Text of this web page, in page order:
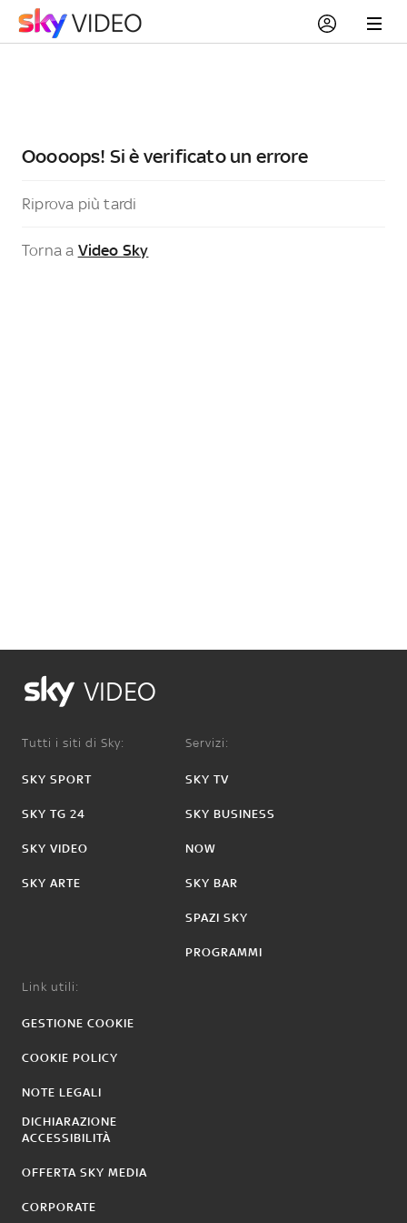
Ooooops! Si è verificato un errore
Riprova più tardi
Torna a Video Sky
VIDEO
Tutti i siti di Sky:
SKY SPORT
SKY TG 24
SKY VIDEO
SKY ARTE
Servizi:
SKY TV
SKY BUSINESS
NOW
SKY BAR
SPAZI SKY
PROGRAMMI
Link utili:
GESTIONE COOKIE
COOKIE POLICY
NOTE LEGALI
DICHIARAZIONE
ACCESSIBILITÀ
OFFERTA SKY MEDIA
CORPORATE